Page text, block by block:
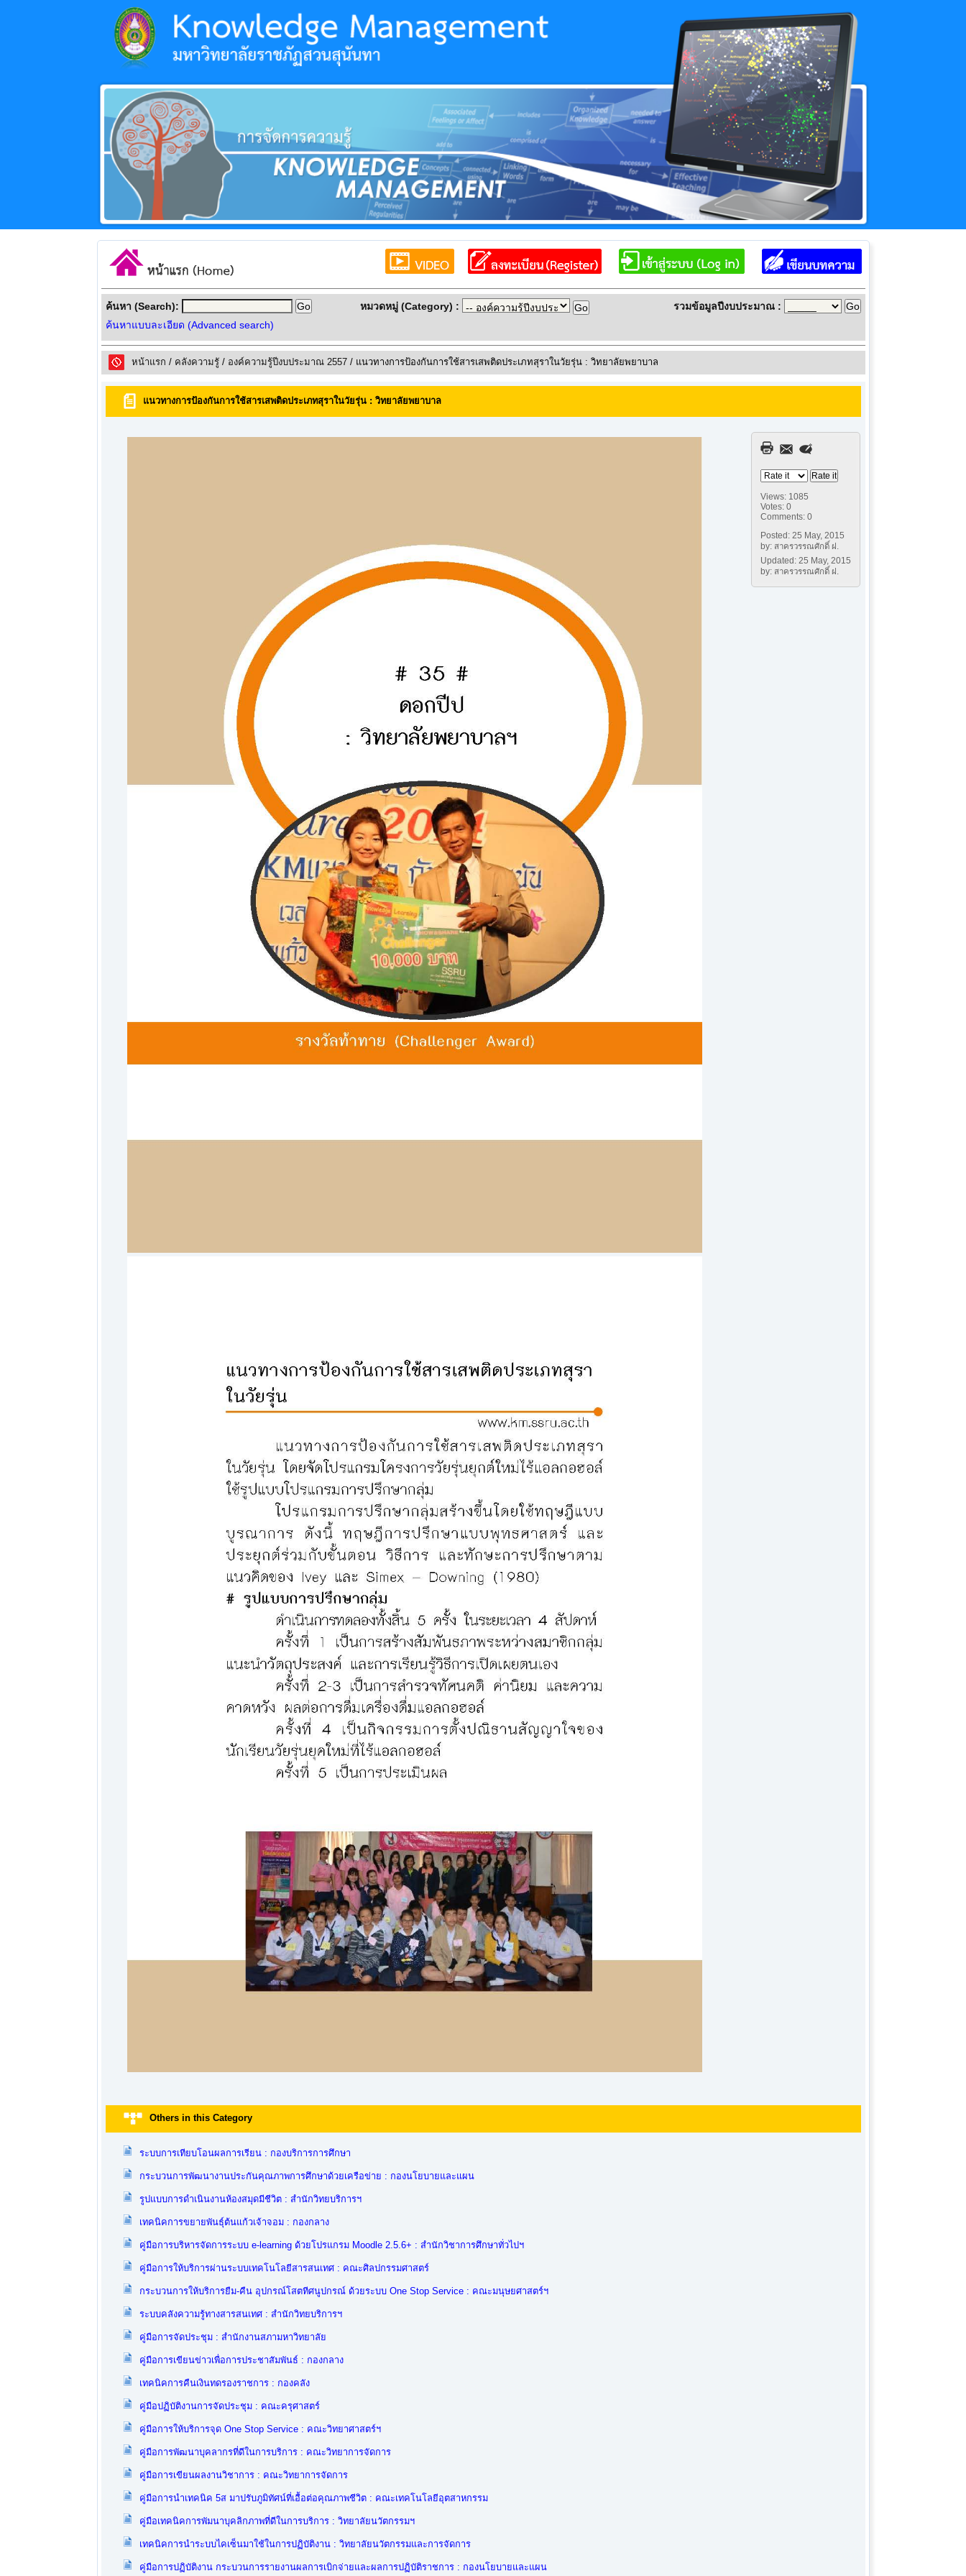
ค้นหา (Search):
ค้นหาแบบละเอียด (Advanced search)
หมวดหมู่ (Category) : รวมข้อมูลปีงบประมาณ :
หน้าแรก / คลังความรูั/ องค์ความรู้ปีงบประมาณ 2557/ แนวทางการป้องกันการใช้สารเสพติดประเภทสุราในวัยรุ่น : วิทยาลัยพยาบาล
แนวทางการป้องกันการใช้สารเสพติดประเภทสุราในวัยรุ่น : วิทยาลัยพยาบาล
Views: 1085
Votes: 0
Comments: 0
Posted: 25 May, 2015
by: สาครวรรณศักดิ์ ฝ.
Updated: 25 May, 2015
by: สาครวรรณศักดิ์ ฝ.
Others in this Category
ระบบการเทียบโอนผลการเรียน : กองบริการการศึกษา
กระบวนการพัฒนางานประกันคุณภาพการศึกษาด้วยเครือข่าย : กองนโยบายและแผน
รูปแบบการดำเนินงานห้องสมุดมีชีวิต : สำนักวิทยบริการฯ
เทคนิคการขยายพันธุ์ต้นแก้วเจ้าจอม : กองกลาง
คู่มือการบริหารจัดการระบบ e-learning ด้วยโปรแกรม Moodle 2.5.6+ : สำนักวิชาการศึกษาทั่วไปฯ
คู่มือการให้บริการผ่านระบบเทคโนโลยีสารสนเทศ : คณะศิลปกรรมศาสตร์
กระบวนการให้บริการยืม-คืน อุปกรณ์โสตทีศนูปกรณ์ ด้วยระบบ One Stop Service : คณะมนุษยศาสตร์ฯ
ระบบคลังความรู้ทางสารสนเทศ : สำนักวิทยบริการฯ
คู่มือการจัดประชุม : สำนักงานสภามหาวิทยาลัย
คู่มือการเขียนข่าวเพื่อการประชาสัมพันธ์ : กองกลาง
เทคนิคการคืนเงินทดรองราชการ : กองคลัง
คู่มือปฏิบัติงานการจัดประชุม : คณะครุศาสตร์
คู่มือการให้บริการจุด One Stop Service : คณะวิทยาศาสตร์ฯ
คู่มือการพัฒนาบุคลากรที่ดีในการบริการ : คณะวิทยาการจัดการ
คู่มือการเขียนผลงานวิชาการ : คณะวิทยาการจัดการ
คู่มือการนำเทคนิค 5ส มาปรับภูมิทัศน์ที่เอื้อต่อคุณภาพชีวิต : คณะเทคโนโลยีอุตสาหกรรม
คู่มือเทคนิคการพัมนาบุคลิกภาพที่ดีในการบริการ : วิทยาลัยนวัตกรรมฯ
เทคนิคการนำระบบไคเซ็นมาใช้ในการปฏิบัติงาน : วิทยาลัยนวัตกรรมและการจัดการ
คู่มือการปฏิบัติงาน กระบวนการรายงานผลการเบิกจ่ายและผลการปฏิบัติราชการ : กองนโยบายและแผน